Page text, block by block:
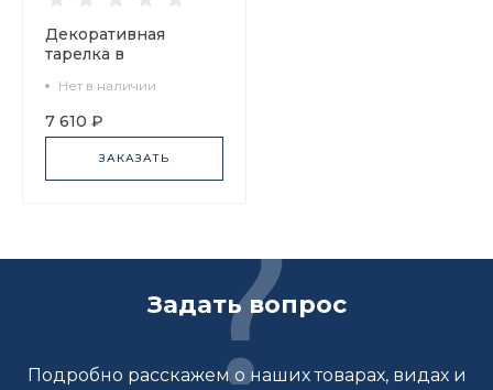
Декоративная
тарелка в
упаковке 300 мм,
форма Восточная
рисунок Tattoo
Dragon (Татуировка
Нет в наличии
7 610 ₽
ЗАКАЗАТЬ
Задать вопрос
Подробно расскажем о наших товарах, видах и